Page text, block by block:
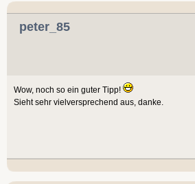
peter_85
Wow, noch so ein guter Tipp!
Sieht sehr vielversprechend aus, danke.